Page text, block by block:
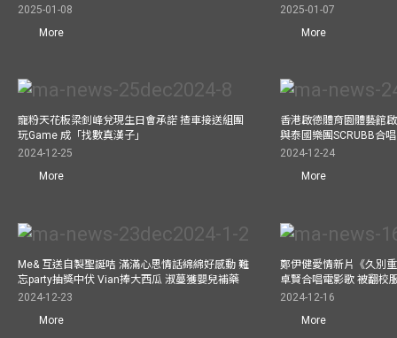
2025-01-08
More
2025-01-07
More
寵粉天花板梁釗峰兌現生日會承諾 揸車接送組團
玩Game 成「找數真漢子」
2024-12-25
More
香港啟德體育園體藝館
與泰國樂團SCRUBB合
2024-12-24
More
Me& 互送自製聖誕咭 滿滿心思情話綿綿好感動 難
忘party抽獎中伏 Vian捧大西瓜 淑蔓獲嬰兒補藥
2024-12-23
More
鄭伊健愛情新片《久別
卓賢合唱電影歌 被翻校
2024-12-16
More